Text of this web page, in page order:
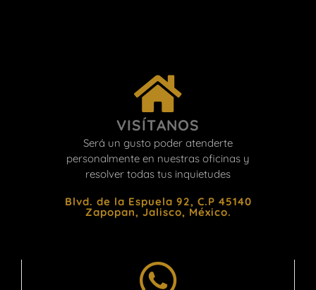
VISÍTANOS
Será un gusto poder atenderte
personalmente en nuestras oficinas y
resolver todas tus inquietudes
Blvd. de la Espuela 92, C.P 45140
Zapopan, Jalisco, México.